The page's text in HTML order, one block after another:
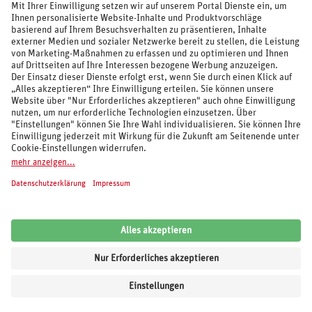
SOCIAL MEDIA
REISEVERANSTALTER UND MARKEN
© 2026 REWE Reisen
Impressum
AGB Cookie-Einstellungen
Datenschutz
Unsere Inhalte: Standards und Meldung
Kundenbewertung:4,62von5Sternen auf Grundlage von